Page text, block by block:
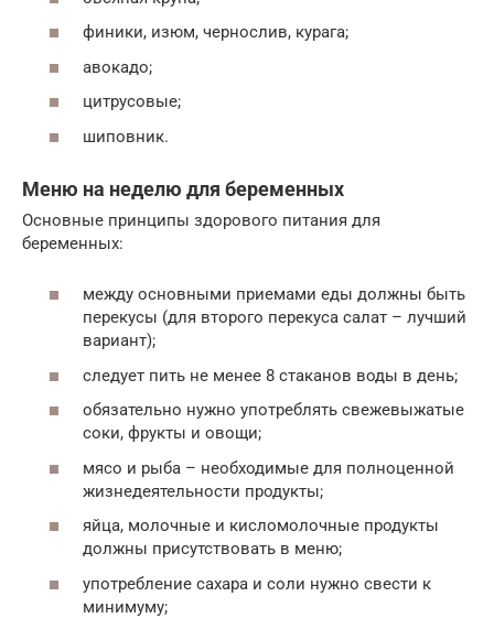
финики, изюм, чернослив, курага;
авокадо;
цитрусовые;
шиповник.
Меню на неделю для беременных
Основные принципы здорового питания для
беременных:
между основными приемами еды должны быть
перекусы (для второго перекуса салат – лучший
вариант);
следует пить не менее 8 стаканов воды в день;
обязательно нужно употреблять свежевыжатые
соки, фрукты и овощи;
мясо и рыба – необходимые для полноценной
жизнедеятельности продукты;
яйца, молочные и кисломолочные продукты
должны присутствовать в меню;
употребление сахара и соли нужно свести к
минимуму;